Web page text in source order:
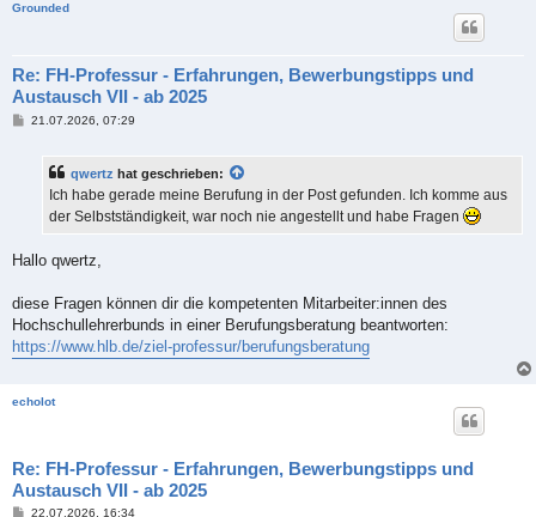
Grounded
Re: FH-Professur - Erfahrungen, Bewerbungstipps und
Austausch VII - ab 2025
B21.07.2026, 07:29
qwertz hat geschrieben:
Ich habe gerade meine Berufung in der Post gefunden. Ich komme aus
der Selbstständigkeit, war noch nie angestellt und habe Fragen
Hallo qwertz,
diese Fragen können dir die kompetenten Mitarbeiter:innen des
Hochschullehrerbunds in einer Berufungsberatung beantworten:
https://www.hlb.de/ziel-professur/berufungsberatung
echolot
Re: FH-Professur - Erfahrungen, Bewerbungstipps und
Austausch VII - ab 2025
B22.07.2026, 16:34